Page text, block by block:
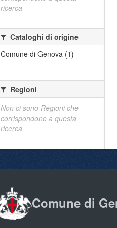
ricerca
Cataloghi di origine
Comune di Genova (1)
Regioni
Non ci sono Regioni che
corrispondono a questa
ricerca
Comune di